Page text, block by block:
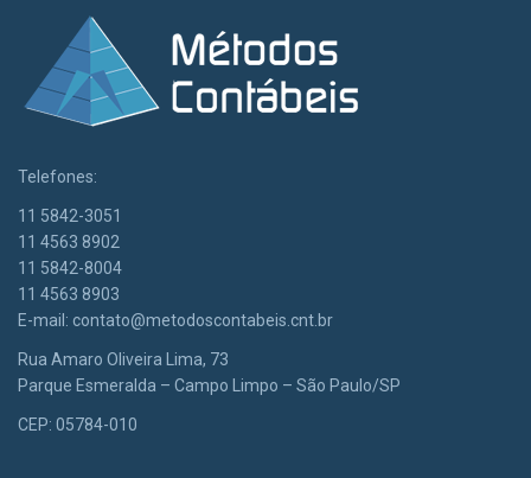
Telefones:
11 5842-3051
11 4563 8902
11 5842-8004
11 4563 8903
E-mail: contato@metodoscontabeis.cnt.br
Rua Amaro Oliveira Lima, 73
Parque Esmeralda – Campo Limpo – São Paulo/SP
CEP: 05784-010